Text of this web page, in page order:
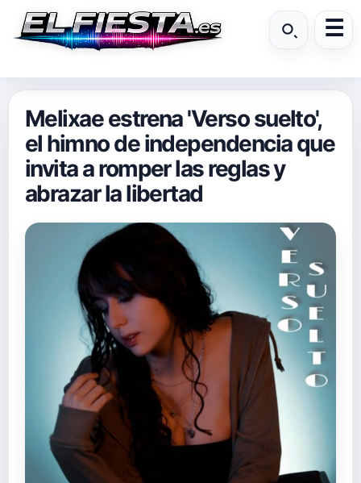
Melixae estrena 'Verso suelto',
el himno de independencia que
invita a romper las reglas y
abrazar la libertad